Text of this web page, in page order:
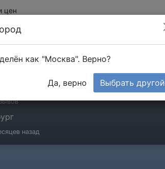
цен
назад
как "Москва". Верно?
Да, верно Выбрать другой